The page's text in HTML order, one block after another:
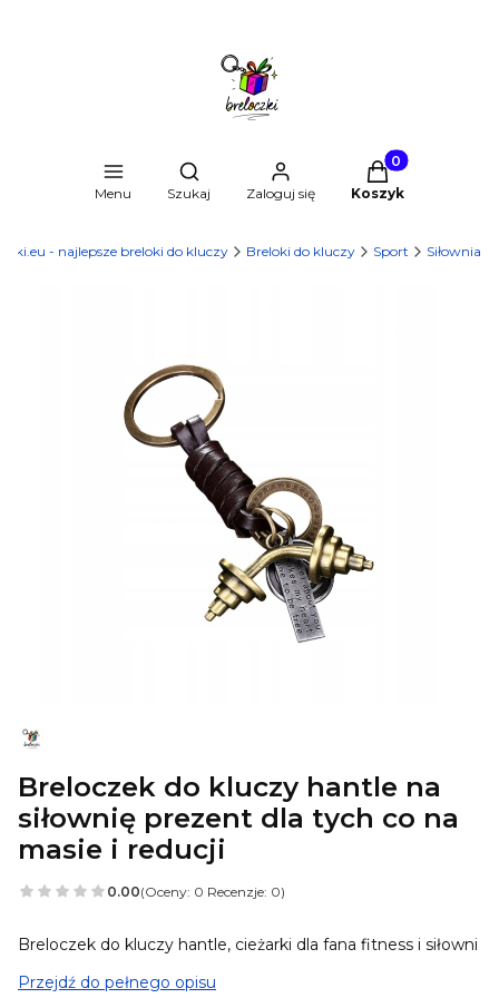
Menu
Otwórz wyszukiwarkę
Szukaj Zaloguj się
Produkty w
Koszyk
- najlepsze breloki do kluczy Breloki do kluczy Sport Siłownia
Breloczek do kluczy hantle na
siłownię prezent dla tych co na
masie i reducji
0.00(Oceny: 0 Recenzje: 0)
Breloczek do kluczy hantle, cieżarki dla fana fitness i siłowni
Przejdź do pełnego opisu